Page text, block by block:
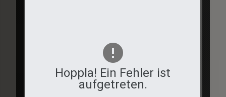
Hoppla! Ein Fehler ist
aufgetreten.